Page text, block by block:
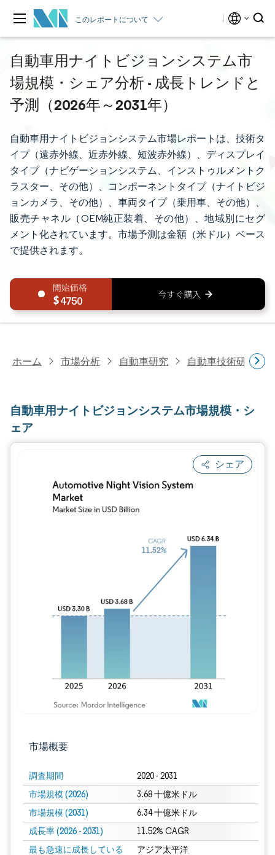
このレポートについて
自動車用ナイトビジョンシステム市
場規模・シェア分析 - 成長トレンドと
予測（2026年～2031年）
自動車用ナイトビジョンシステム市場レポートは、技術タ
イプ（遠赤外線、近赤外線、短波赤外線）、ディスプレイ
タイプ（ナビゲーションシステム、インストゥルメントク
ラスター、その他）、コンポーネントタイプ（ナイトビジ
ョンカメラ、その他）、車両タイプ（乗用車、その他）、
販売チャネル（OEM純正装着、その他）、地域別にセグ
メント化されています。市場予測は金額（米ドル）ベース
で提供されます。
4750
ホーム 市場分析 自動車研究 自動車技術研究
自動車用ナイトビジョンシステム市場規模・シ
ェア
シェア
市場概要
調査期間 2020 - 2031
市場規模 (2026) 3.68 十億米ドル
市場規模 (2031) 6.34 十億米ドル
成長率 (2026 - 2031) 11.52% CAGR
最も急速に成長している
アジア太平洋
画像 © Mordor Intelligence。再利用には